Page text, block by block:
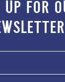
up for